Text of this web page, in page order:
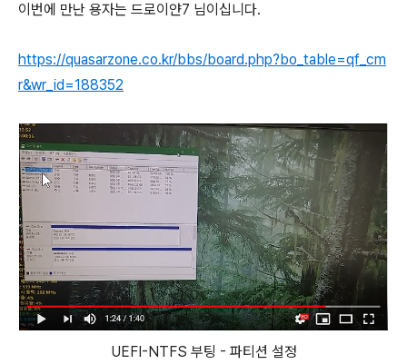
이번에 만난 용자는 드로이얀7 님이십니다.
https://quasarzone.co.kr/bbs/board.php?bo_table=qf_cm
r&wr_id=188352
UEFI-NTFS 부팅 - 파티션 설정